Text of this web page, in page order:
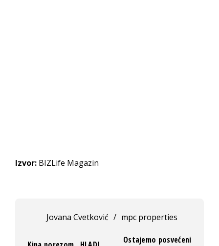
Izvor: BIZLife Magazin
Jovana Cvetković / mpc properties
Ostajemo posvećeni